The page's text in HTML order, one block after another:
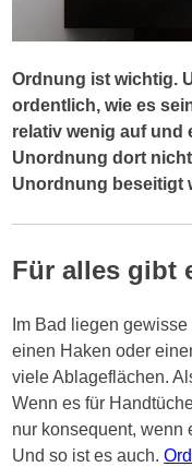
Ordnung ist wichtig.
ordentlich, wie es
relativ wenig auf und
Unordnung dort
Unordnung beseitigt
Für alles gibt
Im Bad liegen
einen Haken oder
viele Ablageflächen.
Wenn es für
nur konsequent, wenn
Und so ist es auch.